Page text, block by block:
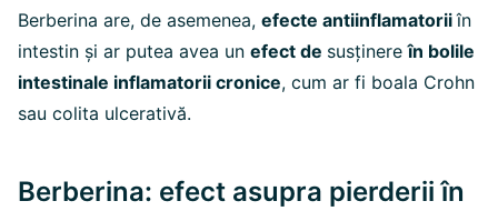
Berberina are, de asemenea, efecte antiinflamatoriiîn
intestin și ar putea avea un efect de susținereîn bolile
intestinale inflamatorii cronice, cum ar fi boala Crohn
sau colita ulcerativă.
Berberina: efect asupra pierderii în